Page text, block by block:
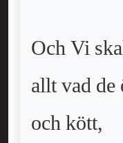
Och Vi
allt vad
och kött,